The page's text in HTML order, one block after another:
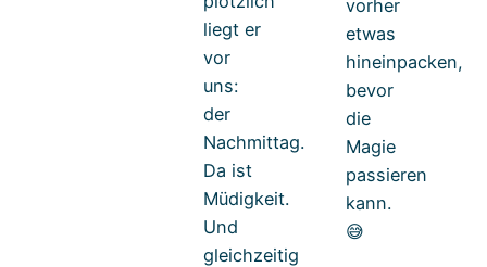
liegt er
vor
uns:
der
Nachmittag.
Da ist
Müdigkeit.
Und
gleichzeitig
vorher
etwas
hineinpacken,
bevor
die
Magie
passieren
kann.
😅